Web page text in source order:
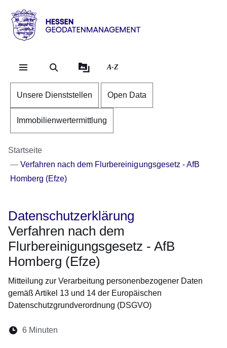
Direkt zum Kopf der
Direkt zum Inhalt
Direkt zum Fuß der
Hessen
Geodatenmanagement
A-Z
Unsere Dienststellen Open Data
Immobilienwertermittlung
Startseite
Verfahren nach dem Flurbereinigungsgesetz - AfB
Homberg (Efze)
Datenschutzerklärung
Verfahren nach dem
Flurbereinigungsgesetz - AfB
Homberg (Efze)
Mitteilung zur Verarbeitung personenbezogener Daten
gemäß Artikel 13 und 14 der Europäischen
Datenschutzgrundverordnung (DSGVO)
Lesedauer:
6 Minuten